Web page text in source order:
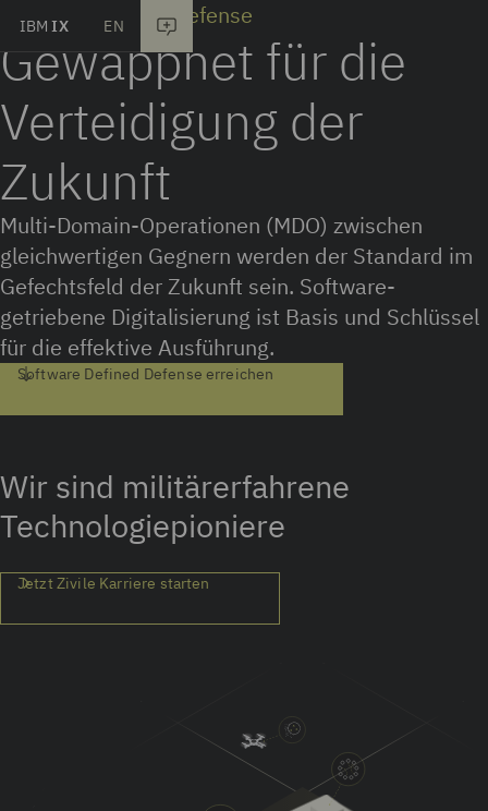
Skip to main content
IBM IX EN
Software Defined Defense
Gewappnet für die
Verteidigung der
Zukunft
Multi-Domain-Operationen (MDO) zwischen
gleichwertigen Gegnern werden der Standard im
Gefechtsfeld der Zukunft sein. Software-
getriebene Digitalisierung ist Basis und Schlüssel
für die effektive Ausführung.
Software Defined Defense erreichen
Wir sind militärerfahrene
Technologiepioniere
Jetzt Zivile Karriere starten